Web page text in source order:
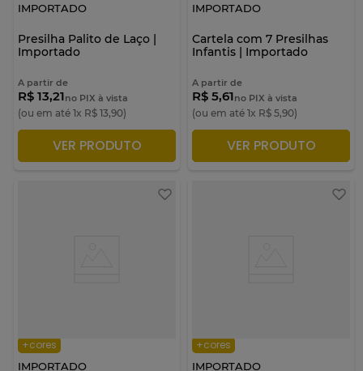
IMPORTADO
Presilha Palito de Laço |
Importado
A partir de
R$ 13,21no PIX à vista
(ou em até 1x R$ 13,90)
ADICIONAR À SACOLA
VER PRODUTO
IMPORTADO
Cartela com 7 Presilhas
Infantis | Importado
A partir de
R$ 5,61no PIX à vista
(ou em até 1x R$ 5,90)
ADICIONAR À SACOLA
VER PRODUTO
+cores
IMPORTADO
+cores
IMPORTADO